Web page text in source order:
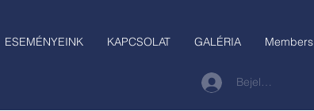
ESEMÉNYEINK KAPCSOLAT GALÉRIA Members
Bejelentkezés